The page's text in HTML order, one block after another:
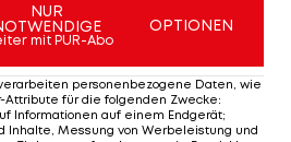
NUR
mit PUR-Abo
OPTIONEN
personenbezogene Daten, wie
Attribute für die folgenden Zwecke:
Informationen auf einem Endgerät;
Inhalte, Messung von Werbeleistung und